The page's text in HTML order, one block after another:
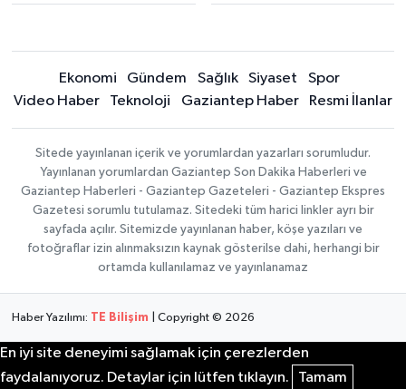
Ekonomi Gündem Sağlık Siyaset
Spor
Video Haber
Teknoloji Gaziantep Haber Resmi İlanlar
Sitede yayınlanan içerik ve yorumlardan yazarları sorumludur.
Yayınlanan yorumlardan Gaziantep Son Dakika Haberleri ve
Gaziantep Haberleri - Gaziantep Gazeteleri - Gaziantep Ekspres
Gazetesi sorumlu tutulamaz. Sitedeki tüm harici linkler ayrı bir
sayfada açılır. Sitemizde yayınlanan haber, köşe yazıları ve
fotoğraflar izin alınmaksızın kaynak gösterilse dahi, herhangi bir
ortamda kullanılamaz ve yayınlanamaz
Haber Yazılımı: TE Bilişim | Copyright © 2026
En iyi site deneyimi sağlamak için çerezlerden
faydalanıyoruz. Detaylar için lütfen tıklayın.
Tamam